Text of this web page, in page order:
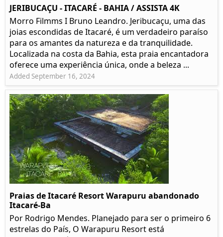
JERIBUCAÇU - ITACARÉ - BAHIA / ASSISTA 4K
Morro Filmms I Bruno Leandro. Jeribucaçu, uma das
joias escondidas de Itacaré, é um verdadeiro paraíso
para os amantes da natureza e da tranquilidade.
Localizada na costa da Bahia, esta praia encantadora
oferece uma experiência única, onde a beleza ...
Added September 16, 2024
Praias de Itacaré Resort Warapuru abandonado
Itacaré-Ba
Por Rodrigo Mendes. Planejado para ser o primeiro 6
estrelas do País, O Warapuru Resort está